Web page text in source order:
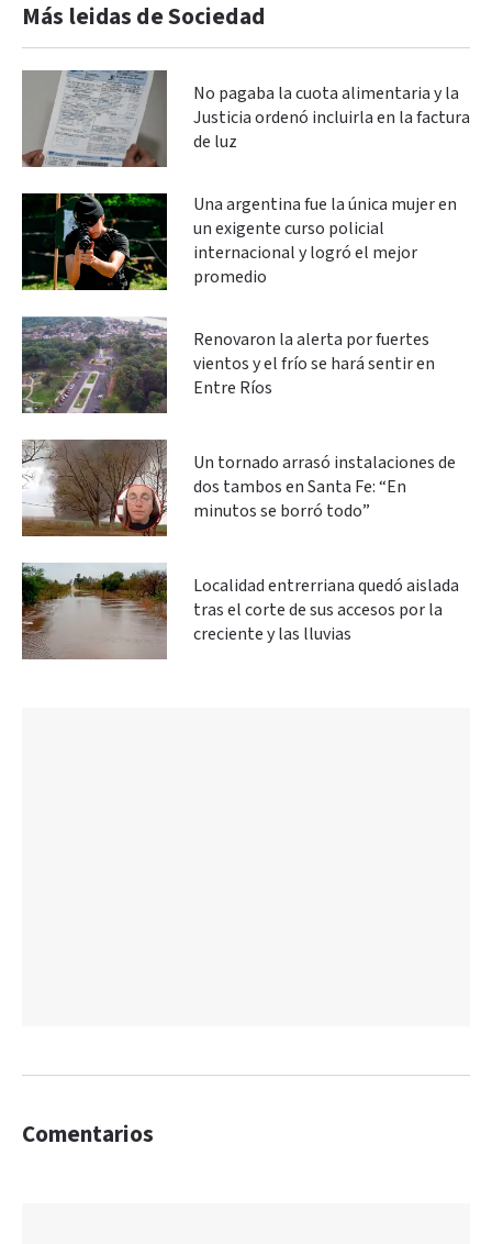
Más leidas de Sociedad
No pagaba la cuota alimentaria y la
Justicia ordenó incluirla en la factura
de luz
Una argentina fue la única mujer en
un exigente curso policial
internacional y logró el mejor
promedio
Renovaron la alerta por fuertes
vientos y el frío se hará sentir en
Entre Ríos
Un tornado arrasó instalaciones de
dos tambos en Santa Fe: “En
minutos se borró todo”
Localidad entrerriana quedó aislada
tras el corte de sus accesos por la
creciente y las lluvias
Comentarios